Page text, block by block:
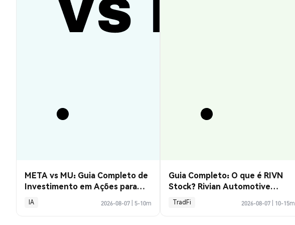
META vs MU: Guia Completo de
Investimento em Ações para
2026
IA 2026-08-07 5-10m
Guia Completo: O que é RIVN
Stock? Rivian Automotive
Explicado
TradFi 2026-08-07 10-15m